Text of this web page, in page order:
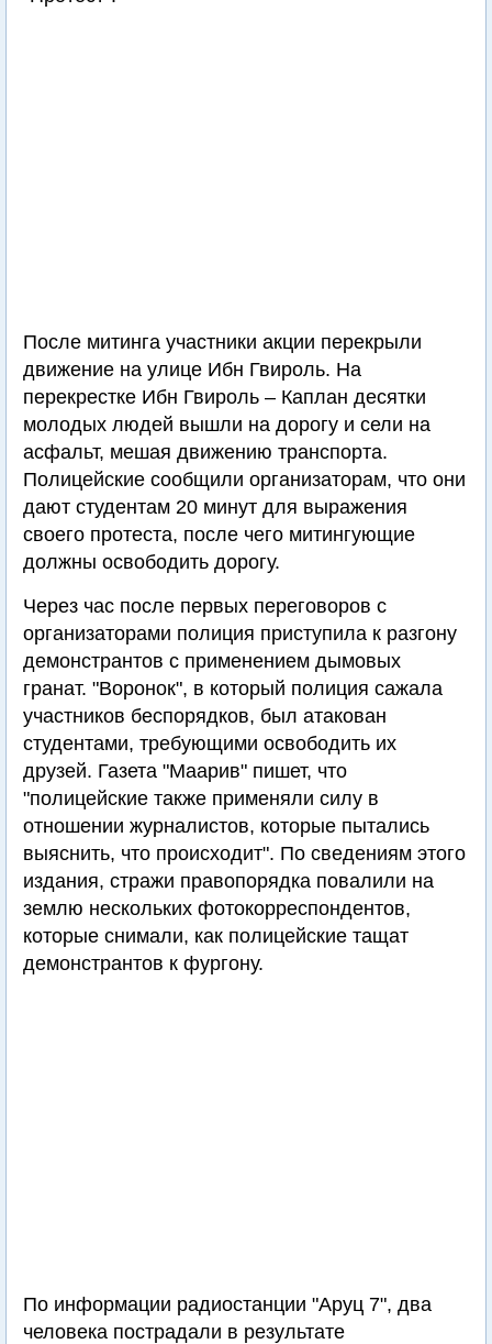
После митинга участники акции перекрыли
движение на улице Ибн Гвироль. На
перекрестке Ибн Гвироль – Каплан десятки
молодых людей вышли на дорогу и сели на
асфальт, мешая движению транспорта.
Полицейские сообщили организаторам, что они
дают студентам 20 минут для выражения
своего протеста, после чего митингующие
должны освободить дорогу.
Через час после первых переговоров с
организаторами полиция приступила к разгону
демонстрантов с применением дымовых
гранат. "Воронок", в который полиция сажала
участников беспорядков, был атакован
студентами, требующими освободить их
друзей. Газета "Маарив" пишет, что
"полицейские также применяли силу в
отношении журналистов, которые пытались
выяснить, что происходит". По сведениям этого
издания, стражи правопорядка повалили на
землю нескольких фотокорреспондентов,
которые снимали, как полицейские тащат
демонстрантов к фургону.
По информации радиостанции "Аруц 7", два
человека пострадали в результате